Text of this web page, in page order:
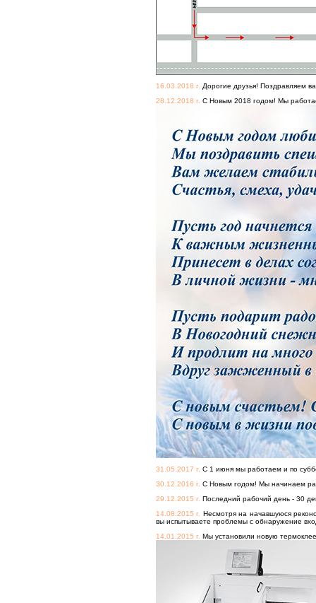
16.03.2018 г. Дорогие друзья! Поздравляем
28.12.2018 г. С Новым 2018 годом! Мы
31.05.2017 г. С 1 июня мы работаем и по
30.12.2016 г. С Новым годом! Мы начинаем
29.12.2015 г. Последний рабочий день - 30
14.08.2015 г. Несмотря на начавшуюся
вы испытываете проблемы с обнаружение
14.01.2015 г. Мы установили новую